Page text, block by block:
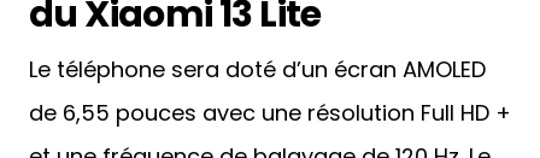
du Xiaomi 13 Lite
Le téléphone sera doté d’un écran AMOLED
de 6,55 pouces avec une résolution Full HD +